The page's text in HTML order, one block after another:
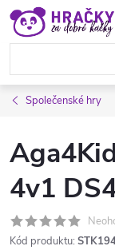
Přejít
obsah
Společenské hry
4v1
Kód produktu: